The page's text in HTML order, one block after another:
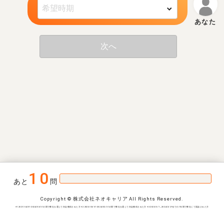
次へ
あと 10 問
Copyright © 株式会社ネオキャリア All Rights Reserved.
※1 2021/04/01-2024/03/31の間で弊社を通じて内定獲得された方 ※2 2023/03/01-2024/02/31の間で弊社を通じて内定獲得された方 ※3 2023/3/1~2024/2/29までの1年間で弊社にて面談された方